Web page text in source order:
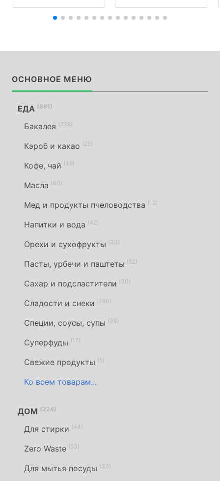
ОСНОВНОЕ МЕНЮ
ЕДА (861)
Бакалея (238)
Кэроб и какао (25)
Кофе, чай (49)
Масла (40)
Мед и продукты пчеловодства (12)
Напитки и вода (42)
Орехи и сухофрукты (33)
Пасты, урбечи и паштеты (52)
Сахар и подсластители (30)
Сладости и снеки (280)
Специи, соусы, супы (38)
Суперфуды (17)
Свежие продукты (5)
Ко всем товарам...
ДОМ (224)
Для стирки (44)
Zero Waste (53)
Для мытья посуды (33)